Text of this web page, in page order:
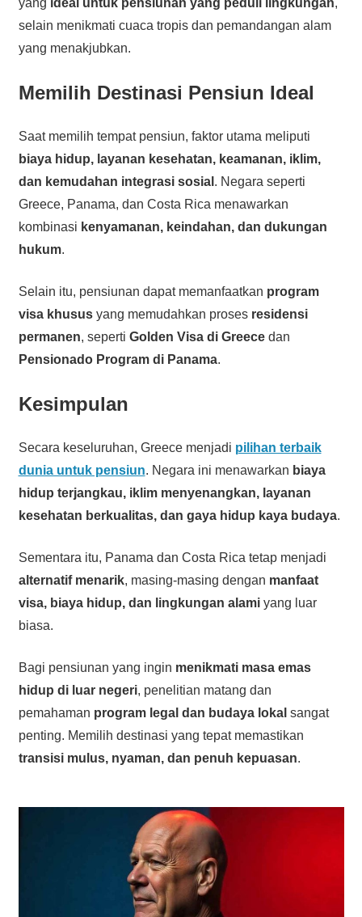
selain menikmati cuaca tropis dan pemandangan alam
yang menakjubkan.
Memilih Destinasi Pensiun Ideal
Saat memilih tempat pensiun, faktor utama meliputi
biaya hidup, layanan kesehatan, keamanan, iklim,
dan kemudahan integrasi sosial . Negara seperti
Greece, Panama, dan Costa Rica menawarkan
kombinasi kenyamanan, keindahan, dan dukungan
hukum.
Selain itu, pensiunan dapat memanfaatkan program
visa khususyang memudahkan proses residensi
permanen, seperti Golden Visa di Greecedan
Pensionado Program di Panama.
Kesimpulan
Secara keseluruhan, Greece menjadi pilihan terbaik
dunia untuk pensiun. Negara ini menawarkan biaya
hidup terjangkau, iklim menyenangkan, layanan
kesehatan berkualitas, dan gaya hidup kaya budaya.
Sementara itu, Panama dan Costa Rica tetap menjadi
alternatif menarik, masing-masing dengan manfaat
visa, biaya hidup, dan lingkungan alamiyang luar
biasa.
Bagi pensiunan yang ingin menikmati masa emas
hidup di luar negeri, penelitian matang dan
pemahaman program legal dan budaya lokal sangat
penting. Memilih destinasi yang tepat memastikan
transisi mulus, nyaman, dan penuh kepuasan.